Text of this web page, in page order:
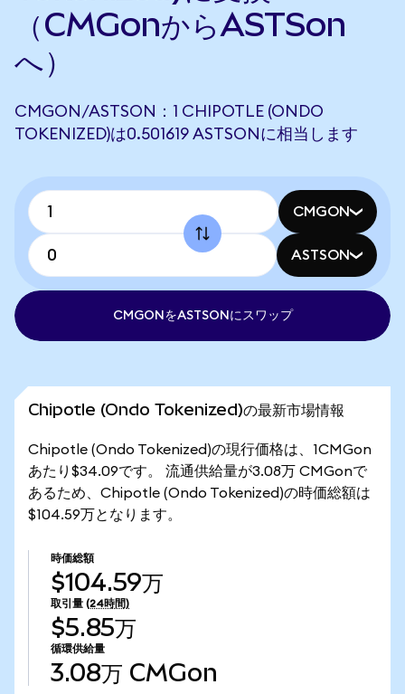
（CMGonからASTSon
へ）
CMGON/ASTSON：1 CHIPOTLE (ONDO
TOKENIZED)は0.501619 ASTSONに相当します
CMGON
ASTSON
CMGONをASTSONにスワップ
Chipotle (Ondo Tokenized)の最新市場情報
Chipotle (Ondo Tokenized)の現行価格は、1CMGon
あたり$34.09です。 流通供給量が3.08万 CMGonで
あるため、Chipotle (Ondo Tokenized)の時価総額は
$104.59万となります。
時価総額
$104.59万
取引量 (24時間)
$5.85万
循環供給量
3.08万 CMGon